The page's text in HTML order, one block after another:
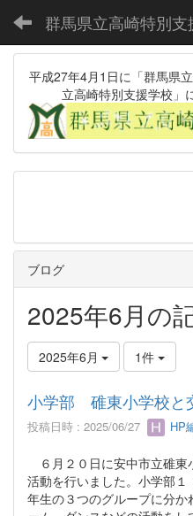
群馬県立高崎特別支
平成27年4月1日に「群馬県
立高崎特別支援学校」
ブログ
2025年6月の
2025年6月 1件
小学部 碓東小学校と
投稿日時 : 2025/06/27 HP
６月２０日に安中市立碓東
活動を行いました。小学部
年生の３つのグループに分